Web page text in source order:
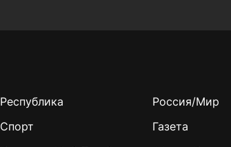
Республика Россия/Мир
Спорт Газета